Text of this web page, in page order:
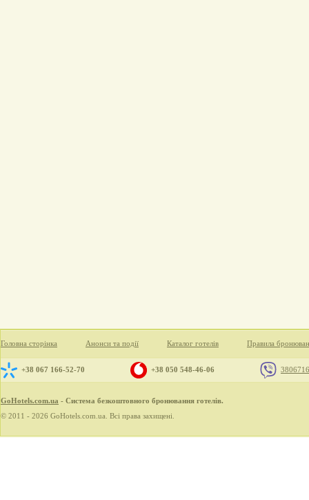
Головна сторінка Анонси та події Каталог готелів Правила
+38 067 166-52-70 +38 050 548-46-06
GoHotels.com.ua - Система безкоштовного бронювання готелів.
© 2011 - 2026 GoHotels.com.ua. Всі права захищені.